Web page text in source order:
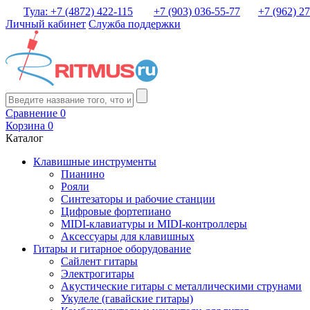
Тула: +7 (4872) 422-115 +7 (903) 036-55-77
+7 (962)
Личный кабинет Служба поддержки
Сравнение 0
Корзина 0
Каталог
Клавишные инструменты
Пианино
Рояли
Синтезаторы и рабочие станции
Цифровые фортепиано
MIDI-клавиатуры и MIDI-контроллеры
Аксессуары для клавишных
Гитары и гитарное оборудование
Сайлент гитары
Электрогитары
Акустические гитары с металлическими струнами
Укулеле (гавайские гитары)